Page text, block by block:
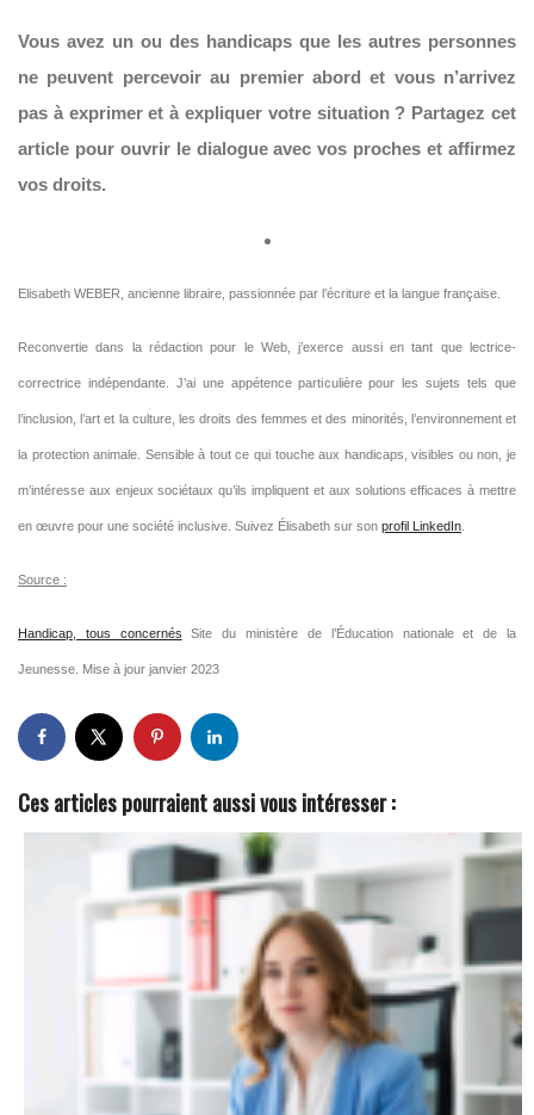
Vous avez un ou des handicaps que les autres personnes
ne peuvent percevoir au premier abord et vous n’arrivez
pas à exprimer et à expliquer votre situation ? Partagez cet
article pour ouvrir le dialogue avec vos proches et affirmez
vos droits.
Elisabeth WEBER, ancienne libraire, passionnée par l’écriture et la langue française.
Reconvertie dans la rédaction pour le Web, j’exerce aussi en tant que lectrice-
correctrice indépendante. J’ai une appétence particulière pour les sujets tels que
l’inclusion, l’art et la culture, les droits des femmes et des minorités, l’environnement et
la protection animale. Sensible à tout ce qui touche aux handicaps, visibles ou non, je
m’intéresse aux enjeux sociétaux qu’ils impliquent et aux solutions efficaces à mettre
en œuvre pour une société inclusive. Suivez Élisabeth sur son profil LinkedIn
Source :
Handicap, tous concernés Site du ministère de l’Éducation nationale et de la
Jeunesse. Mise à jour janvier 2023
Ces articles pourraient aussi vous intéresser :